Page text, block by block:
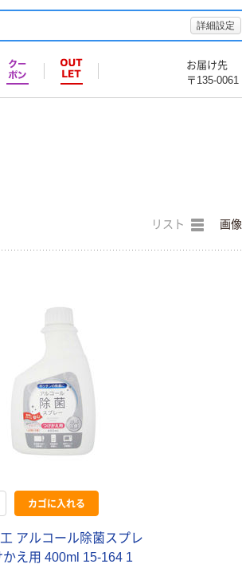
詳細設定
お届け先
〒135-0061
リスト 画像
カゴに入れる
アルコール除菌スプレ
かえ用 400ml 15-164 1